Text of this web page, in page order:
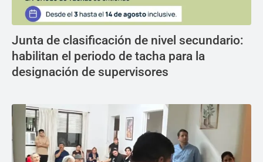
Junta de clasificación de nivel secundario:
habilitan el periodo de tacha para la
designación de supervisores